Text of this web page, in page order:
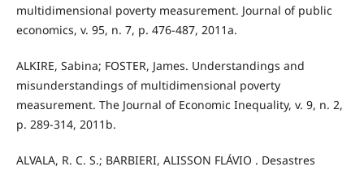
multidimensional poverty measurement. Journal of public
economics, v. 95, n. 7, p. 476-487, 2011a.
ALKIRE, Sabina; FOSTER, James. Understandings and
misunderstandings of multidimensional poverty
measurement. The Journal of Economic Inequality, v. 9, n. 2,
p. 289-314, 2011b.
ALVALA, R. C. S.; BARBIERI, ALISSON FLÁVIO . Desastres